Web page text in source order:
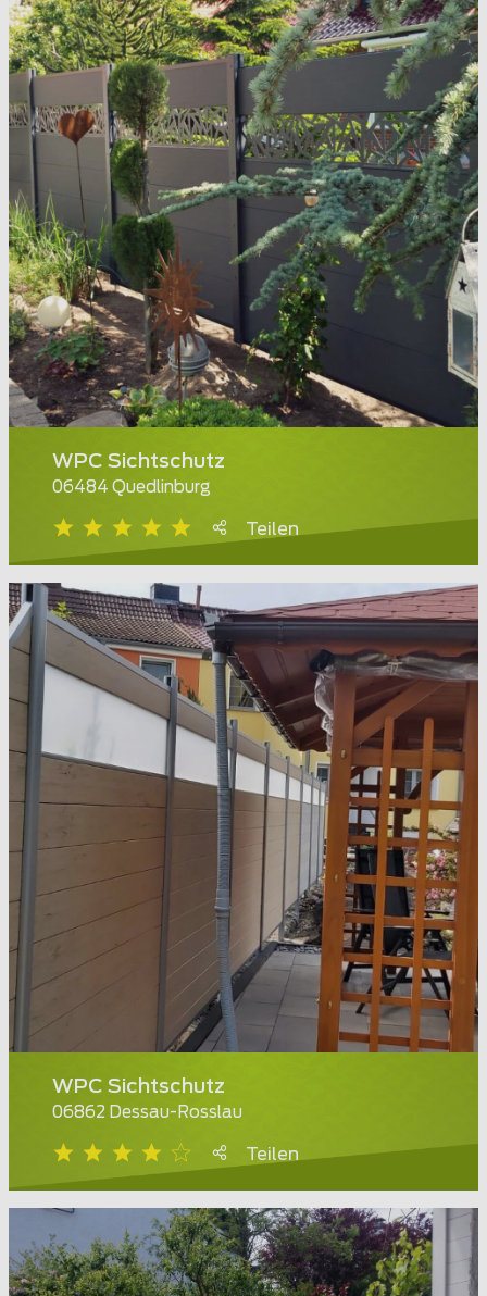
WPC Sichtschutz
06484 Quedlinburg
Teilen
WPC Sichtschutz
06862 Dessau-Rosslau
Teilen